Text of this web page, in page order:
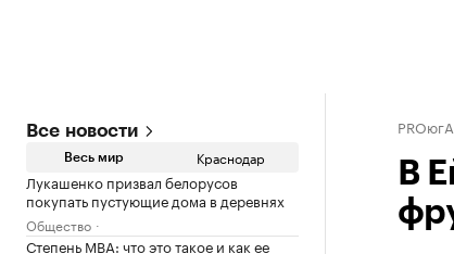
Все новости
Весь мир Краснодар
Лукашенко призвал белорусов
покупать пустующие дома в деревнях
Общество
Степень MBA: что это такое и как ее
В